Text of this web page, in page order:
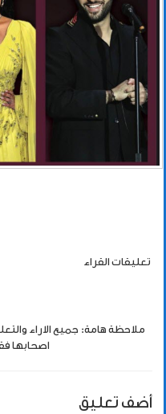
تعليقات القراء
ملاحظة هامة: جميع الاراء
اصحابها
أضف تعليق